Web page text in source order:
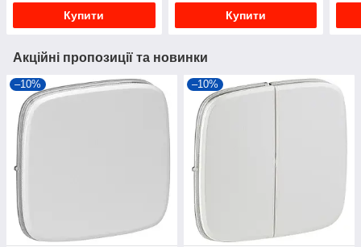
Купити Купити
Акційні пропозиції та новинки
–10% –10%